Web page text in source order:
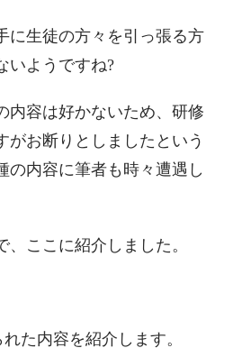
に生徒の方々を引っ張る方
いようですね?
内容は好かないため、研修
がお断りとしましたという
の内容に筆者も時々遭遇し
ここに紹介しました。
た内容を紹介します。